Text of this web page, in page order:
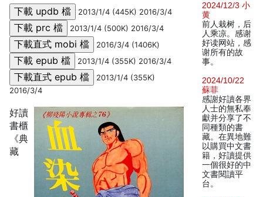
2013/1/4 (445K) 2016/3/4
2013/1/4 (500K) 2016/3/4
2016/3/4 (1406K)
2013/1/4 (355K) 2016/3/4
2013/1/4 (355K)
2016/3/4
好讀
書櫃
《典
藏
2024/12/3 小
黄
前人栽树，后
人乘凉。感谢
好读网站，感
谢所有的故
事。
2024/10/22
蘇菲
感謝好讀各界
人士的無私奉
獻并分享了不
同種類的書
藏。在異地難
以購買中文書
籍，好讀提供
一個很好的中
文書閱讀平
台。